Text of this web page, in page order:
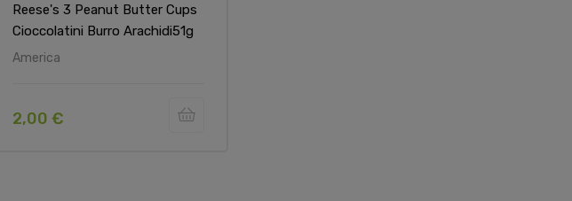
Reese's 3 Peanut Butter Cups
Cioccolatini Burro Arachidi51g
America
2,00 €